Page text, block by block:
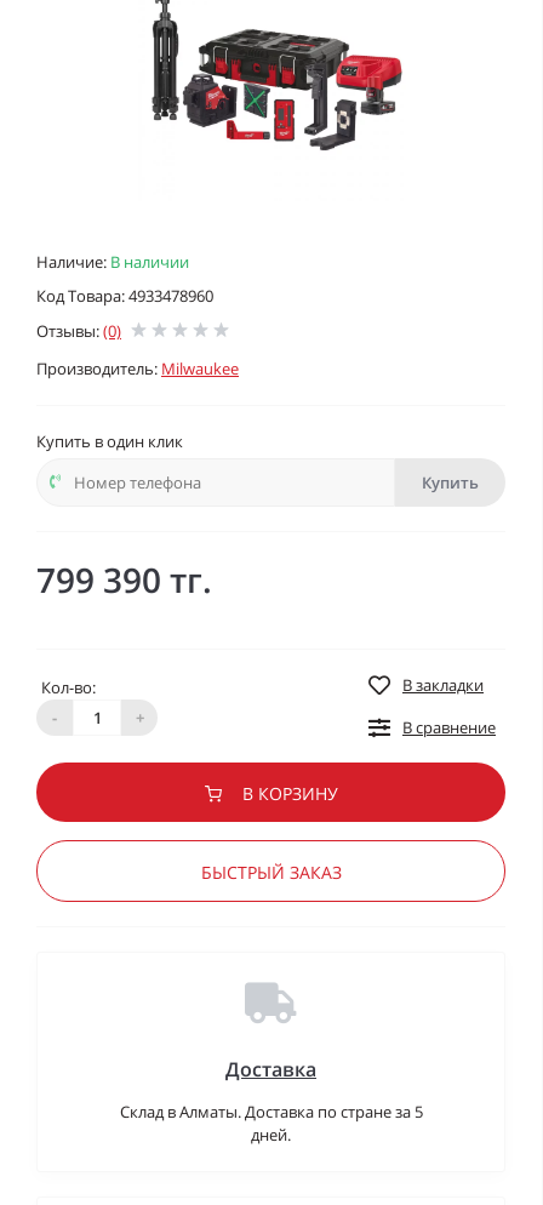
Наличие: В наличии
Код Товара: 4933478960
Отзывы:(0)
Производитель: Milwaukee
Купить в один клик
Купить
799 390 тг.
Кол-во:
-
+
В закладки
В сравнение
В КОРЗИНУ
БЫСТРЫЙ ЗАКАЗ
Доставка
Склад в Алматы. Доставка по стране за 5
дней.